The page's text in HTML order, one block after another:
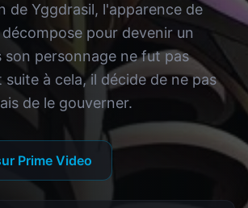
de Yggdrasil, l'apparence de
pour devenir un
son personnage ne fut pas
à cela, il décide de ne pas
de le gouverner.
Prime Video